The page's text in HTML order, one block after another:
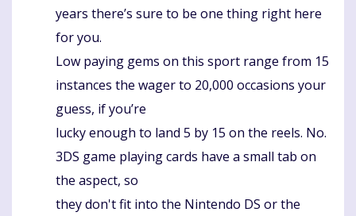
years there’s sure to be one thing right here
for you.
Low paying gems on this sport range from 15
instances the wager to 20,000 occasions your
guess, if you’re
lucky enough to land 5 by 15 on the reels. No.
3DS game playing cards have a small tab on
the aspect, so
they don't fit into the Nintendo DS or the